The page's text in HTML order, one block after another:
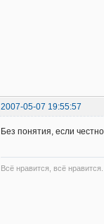
2007-05-07 19:55:57
Без понятия, если
Всё нравится, всё